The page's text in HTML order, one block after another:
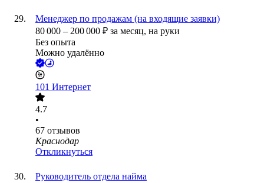
Менеджер по продажам (на входящие заявки)
80 000 – 200 000 ₽ за месяц, на руки
Без опыта
Можно удалённо
101 Интернет
4.7
•
67 отзывов
Краснодар
Откликнуться
Руководитель отдела найма